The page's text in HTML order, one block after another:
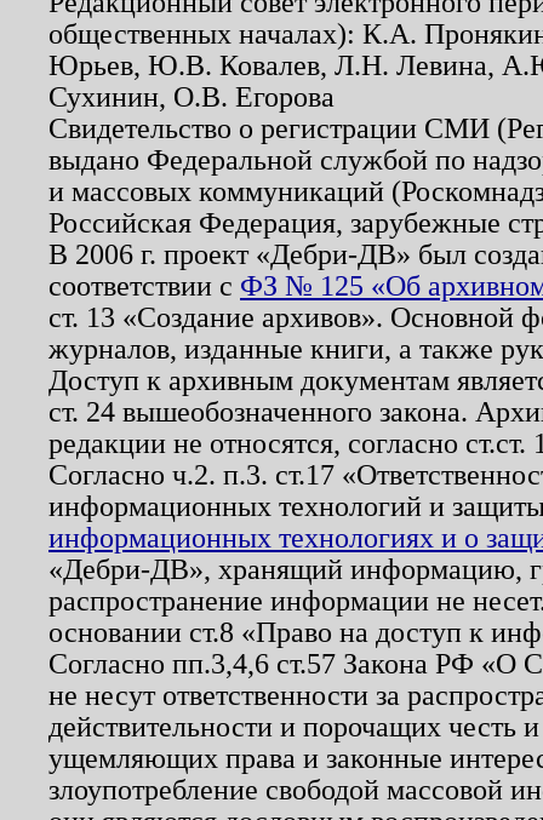
общественных началах): К.А.
Юрьев, Ю.В. Ковалев, Л.Н. Левина,
Сухинин, О.В. Егорова
Свидетельство о регистрации СМИ
выдано Федеральной службой по
и массовых коммуникаций
Российская Федерация, зарубежные
В 2006 г. проект «Дебри-ДВ» был
соответствии с ФЗ № 125 «Об
ст. 13 «Создание архивов». Основной
журналов, изданные книги, а также
Доступ к архивным документам
ст. 24 вышеобозначенного закона.
редакции не относятся, согласно
Согласно ч.2. п.3. ст.17
информационных технологий и
информационных технологиях и о
«Дебри-ДВ», хранящий информацию,
распространение информации не
основании ст.8 «Право на доступ к
Согласно пп.3,4,6 ст.57 Закона РФ «О
не несут ответственности за
действительности и порочащих честь
ущемляющих права и законные
злоупотребление свободой массовой